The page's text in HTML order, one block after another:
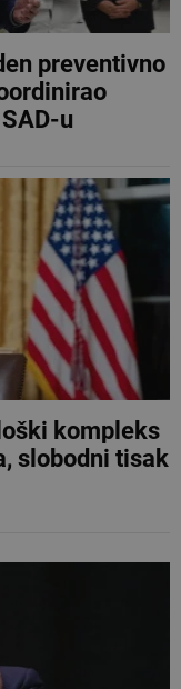
preventivno
u
kompleks
slobodni tisak